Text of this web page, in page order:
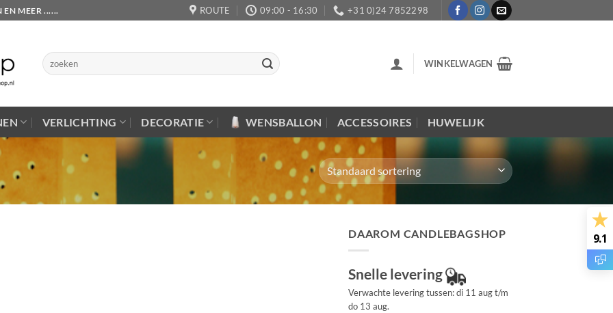
MEER ...... ROUTE 09:00 - 16:30 +31 0)24 7852298
Zoeken
naar:
WINKELWAGEN
VERLICHTING DECORATIE WENSBALLON ACCESSOIRES HUWELIJK
DAAROM CANDLEBAGSHOP
Snelle levering
Verwachte levering tussen: di 11 aug t/m
do 13 aug.
9.1